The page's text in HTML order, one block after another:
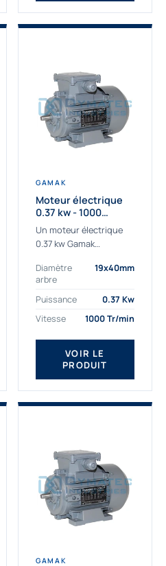
GAMAK
Moteur électrique
0.37 kw - 1000
Tr/min - 230/400V -
IE2
Un moteur électrique
0.37 kw Gamak
aux applications
industrielles.
Commander un moteur
Gamak c’est choisir un
produit de très haute
qualité....
Diamètre
arbre
19x40mm
Puissance
0.37 Kw
Vitesse
1000 Tr/min
VOIR LE
PRODUIT
GAMAK